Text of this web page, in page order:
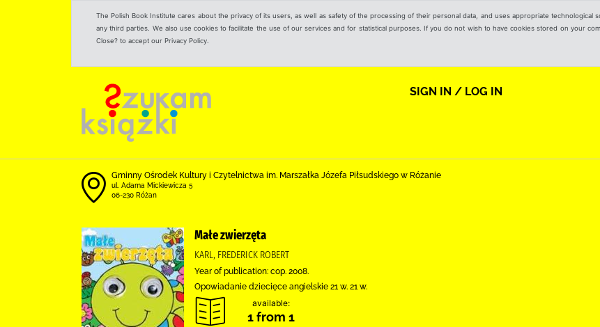
The Polish Book Institute cares about the privacy of its users, as well as safety of the processing of their personal data, and uses appropriate technological
any third parties. We also use cookies to facilitate the use of our services and for statistical purposes. If you do not wish to have cookies stored on your
Close? to accept our Privacy Policy.
SIGN IN / LOG IN
Gminny Ośrodek Kultury i Czytelnictwa im. Marszałka Józefa Piłsudskiego w Różanie
ul. Adama Mickiewicza 5
06-230 Różan
Małe zwierzęta
KARL, FREDERICK ROBERT
Year of publication: cop. 2008.
Opowiadanie dziecięce angielskie 21 w. 21 w.
available:
1 from 1